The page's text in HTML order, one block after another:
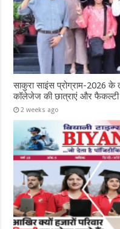
साकुरा साइंस प्रोग्राम-2026 के
कॉलेजेज की छात्राएं और फैकल्टी
2 weeks ago